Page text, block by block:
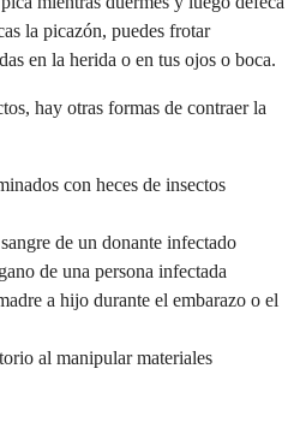
la picazón, puedes frotar
en la herida o en tus ojos o boca.
hay otras formas de contraer la
con heces de insectos
de un donante infectado
de una persona infectada
a hijo durante el embarazo o el
al manipular materiales